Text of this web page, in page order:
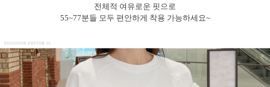
전체적 여유로운 핏으로
55~77분들 모두 편안하게 착용 가능하세요~